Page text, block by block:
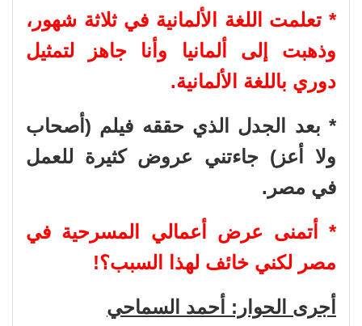
* تعلمت اللغة الألمانية في ثلاثة شهور،
وذهبت إلى ألمانيا وأنا جاهز لتمثيل
دوري باللغة الألمانية.
* بعد الجدل الذي حققه فيلم (أصحاب
ولا أعز) جاءتني عروض كثيرة للعمل
في مصر.
* أتمنى عرض أعمالي المسرحية في
مصر لكني خائف لهذا السبب؟!
أجرى الحوار: أحمد السماحي